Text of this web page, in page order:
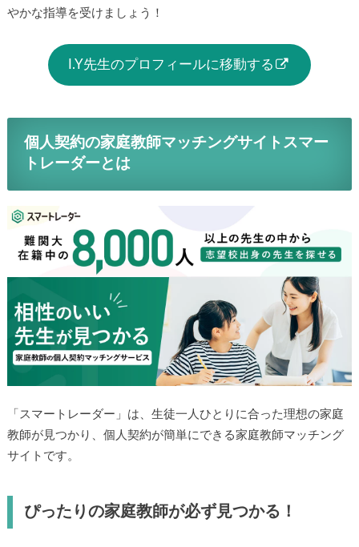
やかな指導を受けましょう！
I.Y先生のプロフィールに移動する
個人契約の家庭教師マッチングサイトスマー
トレーダーとは
「スマートレーダー」は、生徒一人ひとりに合った理想の家庭
教師が見つかり、個人契約が簡単にできる家庭教師マッチング
サイトです。
ぴったりの家庭教師が必ず見つかる！